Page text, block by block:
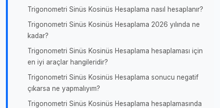
Trigonometri Sinüs Kosinüs Hesaplama nasıl hesaplanır?
Trigonometri Sinüs Kosinüs Hesaplama 2026 yılında ne
kadar?
Trigonometri Sinüs Kosinüs Hesaplama hesaplaması için
en iyi araçlar hangileridir?
Trigonometri Sinüs Kosinüs Hesaplama sonucu negatif
çıkarsa ne yapmalıyım?
Trigonometri Sinüs Kosinüs Hesaplama hesaplamasında